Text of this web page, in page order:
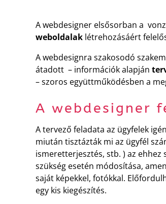
A webdesigner elsősorban a
weboldalaklétrehozásáért
A webdesignra szakosodó
átadott – információk alapján
– szoros együttműködésben a
A webdesigner
A tervező feladata az ügyfelek
miután tisztázták mi az ügyfél
ismeretterjesztés, stb. ) az ehhez
szükség esetén módosítása,
saját képekkel, fotókkal.
egy kis kiegészítés.